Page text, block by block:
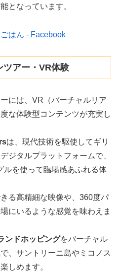
となっています。
はん - Facebook
ツアー・VR体験
には、VR（バーチャルリア
な体験型コンテンツが充実し
は、現代技術を駆使してギリ
ジタルプラットフォームで、
ルを使って臨場感あふれる体
る高精細な映像や、360度パ
にいるような感覚を味わえま
ンドホッピングをバーチャル
、サントリーニ島やミコノス
しめます。